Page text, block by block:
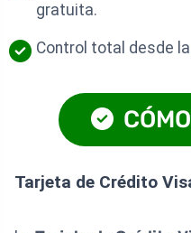
gratuita.
Control total desde
Tarjeta de Crédito